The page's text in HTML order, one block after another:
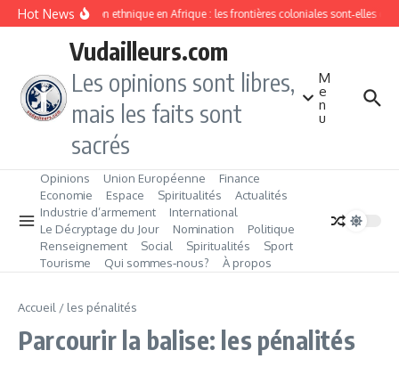
Aller au contenu
Hot NewsDivision ethnique en Afrique : les frontières coloniales sont‑elles
Vudailleurs.com
Les opinions sont libres,
mais les faits sont
sacrés
M
e
n
u
Opinions Union Européenne
Finance
Economie
Espace Spiritualités
Actualités
Industrie d’armement
International
Le Décryptage du Jour
Nomination
Politique
Renseignement
Social Spiritualités
Sport
Tourisme
Qui sommes‑nous? À propos
Accueil / les pénalités
Parcourir la balise: les pénalités